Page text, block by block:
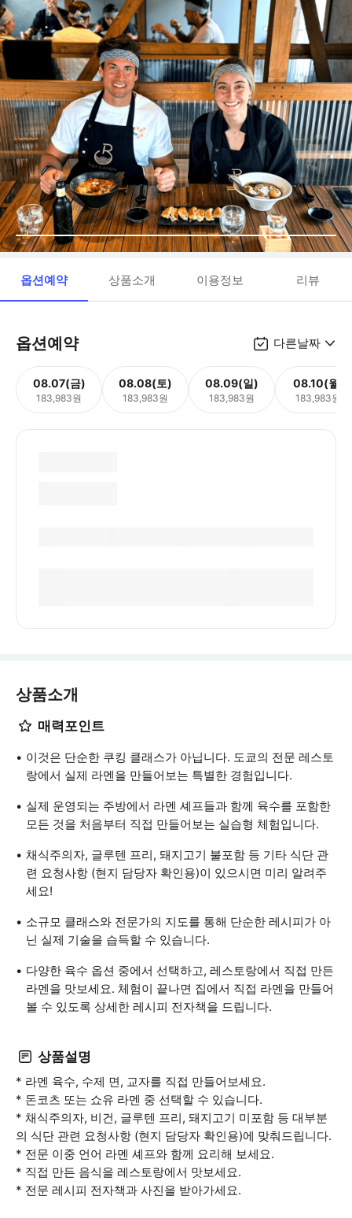
옵션예약 상품소개 이용정보 리뷰
옵션예약 다른날짜
08.07(금)
183,983원
08.08(토)
183,983원
08.09(일)
183,983원
08.10(월)
183,983원
상품소개
매력포인트
이것은 단순한 쿠킹 클래스가 아닙니다. 도쿄의 전문 레스토
랑에서 실제 라멘을 만들어보는 특별한 경험입니다.
실제 운영되는 주방에서 라멘 셰프들과 함께 육수를 포함한
모든 것을 처음부터 직접 만들어보는 실습형 체험입니다.
채식주의자, 글루텐 프리, 돼지고기 불포함 등 기타 식단 관
련 요청사항 (현지 담당자 확인용)이 있으시면 미리 알려주
세요!
소규모 클래스와 전문가의 지도를 통해 단순한 레시피가 아
닌 실제 기술을 습득할 수 있습니다.
다양한 육수 옵션 중에서 선택하고, 레스토랑에서 직접 만든
라멘을 맛보세요. 체험이 끝나면 집에서 직접 라멘을 만들어
볼 수 있도록 상세한 레시피 전자책을 드립니다.
상품설명
* 라멘 육수, 수제 면, 교자를 직접 만들어보세요.
* 돈코츠 또는 쇼유 라멘 중 선택할 수 있습니다.
* 채식주의자, 비건, 글루텐 프리, 돼지고기 미포함 등 대부분
의 식단 관련 요청사항 (현지 담당자 확인용)에 맞춰드립니다.
* 전문 이중 언어 라멘 셰프와 함께 요리해 보세요.
* 직접 만든 음식을 레스토랑에서 맛보세요.
* 전문 레시피 전자책과 사진을 받아가세요.